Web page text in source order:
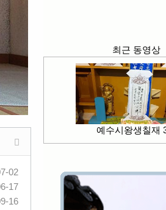
02
17
16
최근 동영상
예수시왕생칠재